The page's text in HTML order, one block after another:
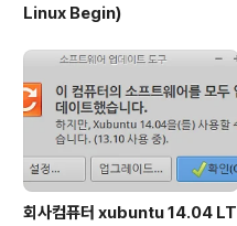
Linux Begin)
회사컴퓨터 xubuntu 14.04 LT